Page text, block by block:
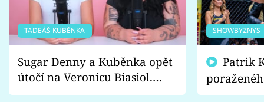
TADEÁŠ KUBĚNKA
Sugar Denny a Kuběnka opět
útočí na Veronicu Biasiol.
Proč je podle nich falešná a
SHOWBYZNYS
fanoušci